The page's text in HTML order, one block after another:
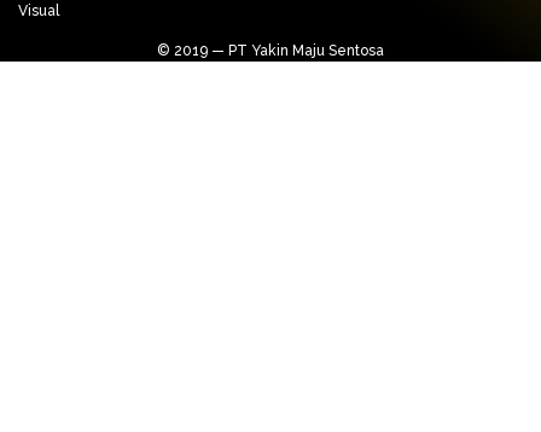
Visual
© 2019 — PT Yakin Maju Sentosa